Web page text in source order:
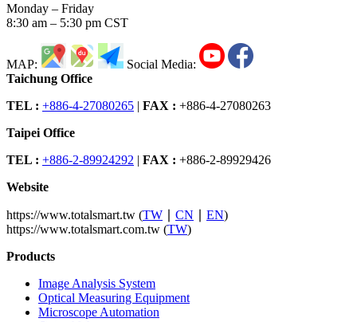
Monday – Friday
8:30 am – 5:30 pm CST
MAP:
Social Media:
Taichung Office
TEL : +886-4-27080265 | FAX : +886-4-27080263
Taipei Office
TEL : +886-2-89924292 | FAX : +886-2-89929426
Website
https://www.totalsmart.tw (TW CN EN)
https://www.totalsmart.com.tw (TW)
Products
Image Analysis System
Optical Measuring Equipment
Microscope Automation